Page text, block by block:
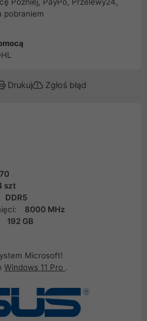
pobraniem
Drukuj Zgłoś błąd
szt
DDR5
8000 MHz
192 GB
Microsoft!
Windows 11 Pro .